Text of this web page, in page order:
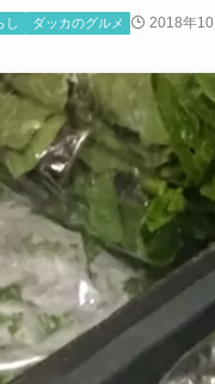
し ダッカのグルメ 2018年10